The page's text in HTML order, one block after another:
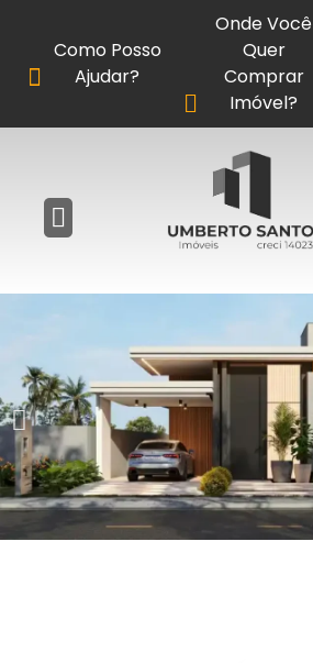
Como Posso
Ajudar?
Onde Você
Quer
Comprar
Imóvel?